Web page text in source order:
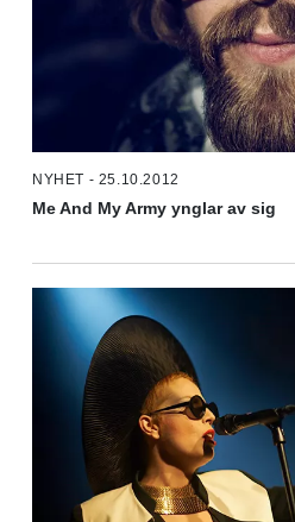
NYHET - 25.10.2012
Me And My Army ynglar av sig